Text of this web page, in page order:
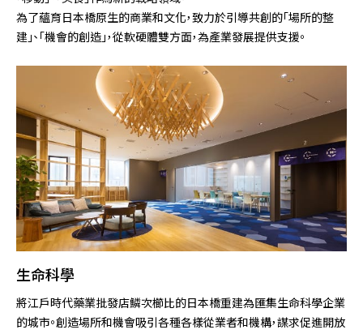
為了蘊育日本橋原生的商業和文化，致力於引導共創的「場所的整
建」、「機會的創造」，從軟硬體雙方面，為產業發展提供支援。
生命科學
將江戶時代藥業批發店鱗次櫛比的日本橋重建為匯集生命科學企業
的城市。創造場所和機會吸引各種各樣從業者和機構，謀求促進開放